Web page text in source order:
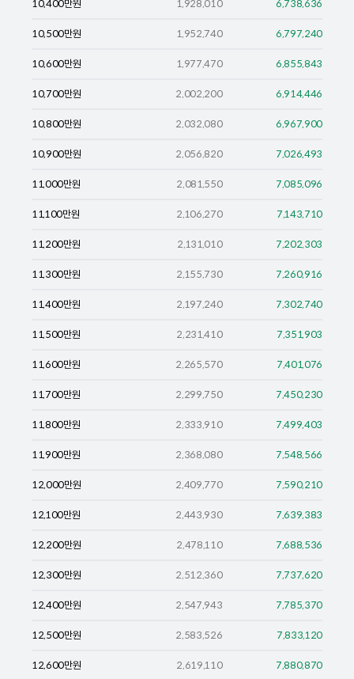
10,400만원 1,928,010 6,738,636
10,500만원 1,952,740 6,797,240
10,600만원 1,977,470 6,855,843
10,700만원 2,002,200 6,914,446
10,800만원 2,032,080 6,967,900
10,900만원 2,056,820 7,026,493
11,000만원 2,081,550 7,085,096
11,100만원 2,106,270 7,143,710
11,200만원 2,131,010 7,202,303
11,300만원 2,155,730 7,260,916
11,400만원 2,197,240 7,302,740
11,500만원 2,231,410 7,351,903
11,600만원 2,265,570 7,401,076
11,700만원 2,299,750 7,450,230
11,800만원 2,333,910 7,499,403
11,900만원 2,368,080 7,548,566
12,000만원 2,409,770 7,590,210
12,100만원 2,443,930 7,639,383
12,200만원 2,478,110 7,688,536
12,300만원 2,512,360 7,737,620
12,400만원 2,547,943 7,785,370
12,500만원 2,583,526 7,833,120
12,600만원 2,619,110 7,880,870